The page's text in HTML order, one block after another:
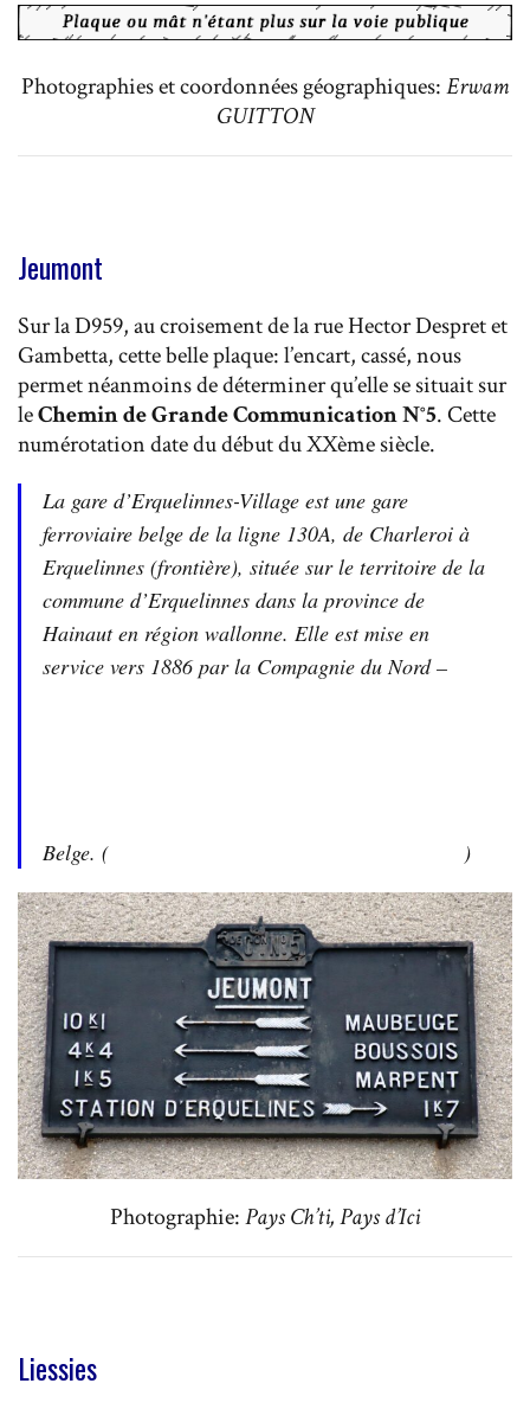
Photographies et coordonnées géographiques:Erwam
GUITTON
Jeumont
Sur la D959, au croisement de la rue Hector Despret et
Gambetta, cette belle plaque: l’encart, cassé, nous
permet néanmoins de déterminer qu’elle se situait sur
leChemin de Grande Communication N°5. Cette
numérotation date du début du XXème siècle.
La gare d’Erquelinnes-Village est une gare
ferroviaire belge de la ligne 130A, de Charleroi à
Erquelinnes (frontière), située sur le territoire de la
commune d’Erquelinnes dans la province de
Hainaut en région wallonne. Elle est mise en
service vers 1886 par la Compagnie du Nord –
Belge. ( )
Photographie:Pays Ch’ti, Pays d’Ici
Liessies